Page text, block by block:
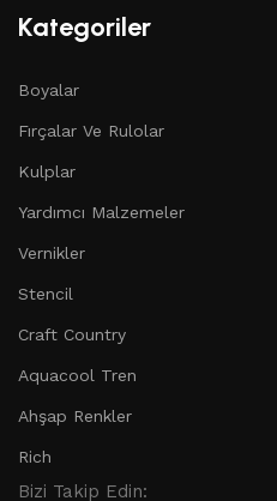
Kategoriler
Boyalar
Fırçalar Ve Rulolar
Kulplar
Yardımcı Malzemeler
Vernikler
Stencil
Craft Country
Aquacool Tren
Ahşap Renkler
Rich
Bizi Takip Edin: